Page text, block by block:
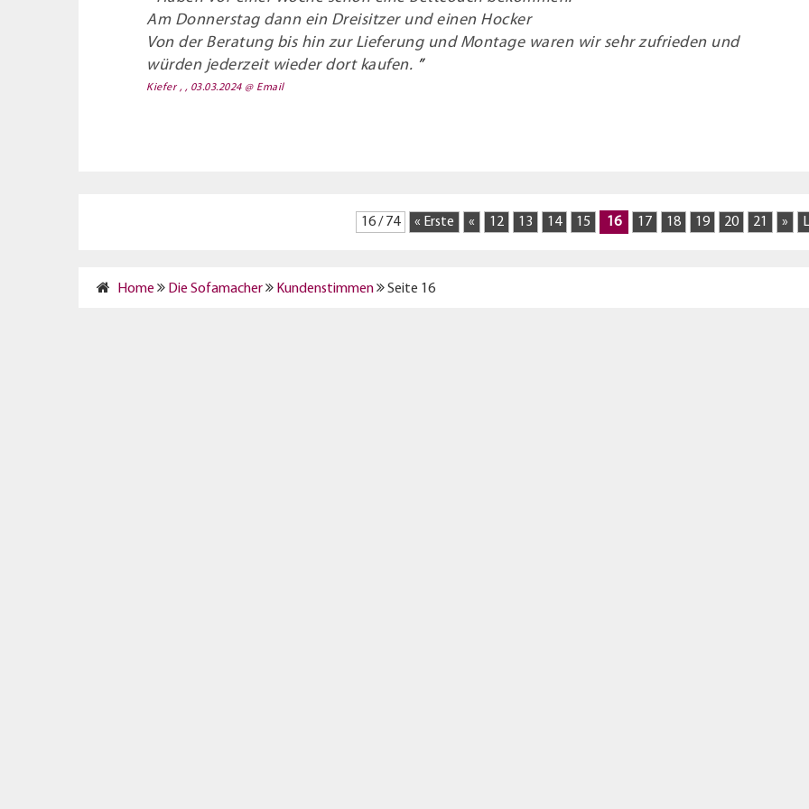
Am Donnerstag dann ein Dreisitzer und einen Hocker
Von der Beratung bis hin zur Lieferung und Montage waren wir sehr zufrieden und
würden jederzeit wieder dort kaufen.
Kiefer , , 03.03.2024 @ Email
16 / 74 « Erste « 12 13 14 15 16 17 18 19 20 21 »
Home Die Sofamacher Kundenstimmen Seite 16